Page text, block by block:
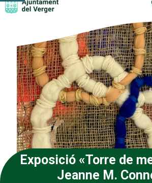
Exposició «Torre de
Jeanne M.